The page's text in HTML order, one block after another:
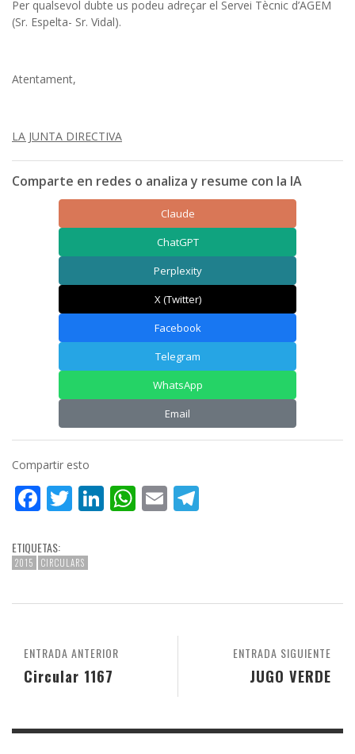
Per qualsevol dubte us podeu adreçar el Servei Tècnic d’AGEM
(Sr. Espelta- Sr. Vidal).
Atentament,
LA JUNTA DIRECTIVA
Comparte en redes o analiza y resume con la IA
Claude
ChatGPT
Perplexity
X (Twitter)
Facebook
Telegram
WhatsApp
Email
Compartir esto
Facebook
Twitter
LinkedIn
WhatsApp
Email
ETIQUETAS:
2015 CIRCULARS
ENTRADA SIGUIENTE
JUGO VERDE
ENTRADA ANTERIOR
Circular 1167